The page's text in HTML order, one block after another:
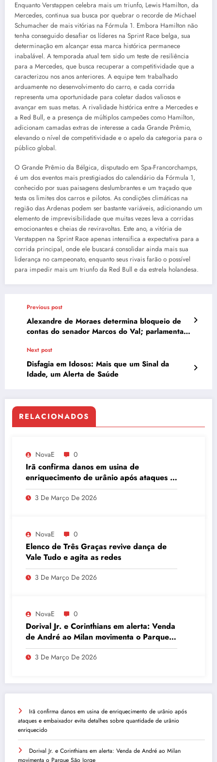
Enquanto Verstappen celebra mais um triunfo, Lewis Hamilton, da
Mercedes, continua sua busca por quebrar o recorde de Michael
Schumacher de mais vitórias na Fórmula 1. Embora Hamilton não
tenha conseguido desafiar os líderes na Sprint Race belga, sua
determinação em alcançar essa marca histórica permanece
inabalável. A temporada atual tem sido um teste de resiliência
para a Mercedes, que busca recuperar a competitividade que a
caracterizou nos anos anteriores. A equipe tem trabalhado
arduamente no desenvolvimento do carro, e cada corrida
representa uma oportunidade para coletar dados valiosos e
avançar em suas metas. A rivalidade histórica entre a Mercedes e
a Red Bull, e a presença de múltiplos campeões como Hamilton,
adicionam camadas extras de interesse a cada Grande Prêmio,
elevando o nível de competitividade e o apelo da categoria para o
público global.
O Grande Prêmio da Bélgica, disputado em Spa-Francorchamps,
é um dos eventos mais prestigiados do calendário da Fórmula 1,
conhecido por suas paisagens deslumbrantes e um traçado que
testa os limites dos carros e pilotos. As condições climáticas na
região das Ardenas podem ser bastante variáveis, adicionando um
elemento de imprevisibilidade que muitas vezes leva a corridas
emocionantes e cheias de reviravoltas. Este ano, a vitória de
Verstappen na Sprint Race apenas intensifica a expectativa para a
corrida principal, onde ele buscará consolidar ainda mais sua
liderança no campeonato, enquanto seus rivais farão o possível
para impedir mais um triunfo da Red Bull e da estrela holandesa.
Previous post
Alexandre de Moraes determina bloqueio de
contas do senador Marcos do Val; parlamentar
Next post
Disfagia em Idosos: Mais que um Sinal da
Idade, um Alerta de Saúde
RELACIONADOS
NovaE 0
Irã confirma danos em usina de
enriquecimento de urânio após ataques e
embaixador evita detalhes sobre
quantidade de urânio enriquecido
3 De Março De 2026
NovaE 0
Elenco de Três Graças revive dança de
Vale Tudo e agita as redes
3 De Março De 2026
NovaE 0
Dorival Jr. e Corinthians em alerta: Venda
de André ao Milan movimenta o Parque
São Jorge
3 De Março De 2026
Irã confirma danos em usina de enriquecimento de urânio após
ataques e embaixador evita detalhes sobre quantidade de urânio
enriquecido
Dorival Jr. e Corinthians em alerta: Venda de André ao Milan